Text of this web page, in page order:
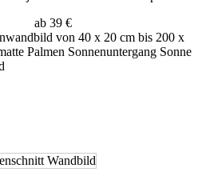
ab 39 €
von 40 x 20 cm bis 200 x
Palmen Sonnenuntergang Sonne